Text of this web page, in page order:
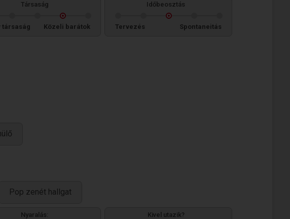
Társaság
társaság Közeli barátok
Időbeosztás
Tervezés Spontaneitás
Pop zenét hallgat
Nyaralás: Kivel utazik?